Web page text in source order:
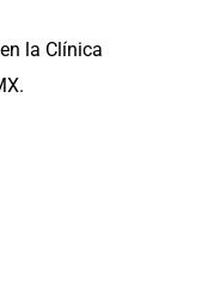
la Clínica